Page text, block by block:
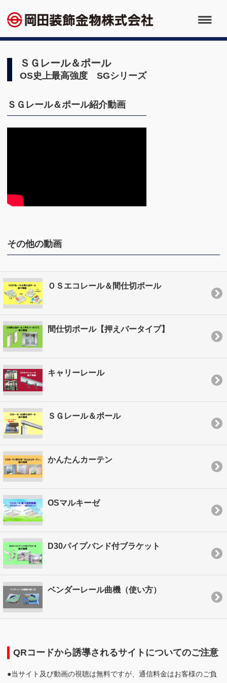
ＳＧレール＆ポール
OS史上最高強度 SGシリーズ
ＳＧレール＆ポール紹介動画
その他の動画
ＯＳエコレール＆間仕切ポール
間仕切ポール【押えバータイプ】
キャリーレール
ＳＧレール＆ポール
かんたんカーテン
OSマルキーゼ
D30パイプバンド付ブラケット
ベンダーレール曲機（使い方）
QRコードから誘導されるサイトについてのご注意
●当サイト及び動画の視聴は無料ですが、通信料金はお客様のご負